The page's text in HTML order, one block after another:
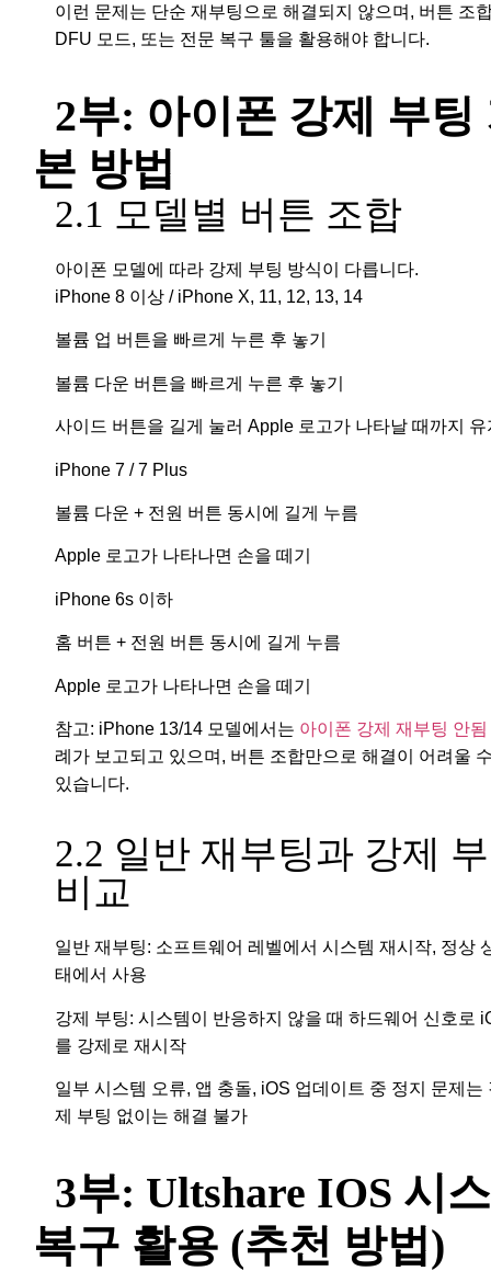
이런 문제는 단순 재부팅으로 해결되지 않으며, 버튼 조
DFU 모드, 또는 전문 복구 툴을 활용해야 합니다.
2부: 아이폰 강제 부팅
본 방법
2.1 모델별 버튼 조합
아이폰 모델에 따라 강제 부팅 방식이 다릅니다.
iPhone 8 이상 / iPhone X, 11, 12, 13, 14
볼륨 업 버튼을 빠르게 누른 후 놓기
볼륨 다운 버튼을 빠르게 누른 후 놓기
사이드 버튼을 길게 눌러 Apple 로고가 나타날 때까지 유
iPhone 7 / 7 Plus
볼륨 다운 + 전원 버튼 동시에 길게 누름
Apple 로고가 나타나면 손을 떼기
iPhone 6s 이하
홈 버튼 + 전원 버튼 동시에 길게 누름
Apple 로고가 나타나면 손을 떼기
참고: iPhone 13/14 모델에서는 아이폰 강제 재부팅 안됨
례가 보고되고 있으며, 버튼 조합만으로 해결이 어려울
있습니다.
2.2 일반 재부팅과 강제
비교
일반 재부팅: 소프트웨어 레벨에서 시스템 재시작, 정상
태에서 사용
강제 부팅: 시스템이 반응하지 않을 때 하드웨어 신호로
를 강제로 재시작
일부 시스템 오류, 앱 충돌, iOS 업데이트 중 정지 문제는
제 부팅 없이는 해결 불가
3부: Ultshare IOS 시
복구 활용 (추천 방법)